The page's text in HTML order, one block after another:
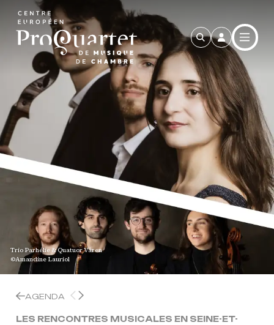
Aller au contenu principal
Trio Parhélie & Quatuor Våren
©Amandine Lauriol
AGENDA
LES RENCONTRES MUSICALES EN SEINE-ET-